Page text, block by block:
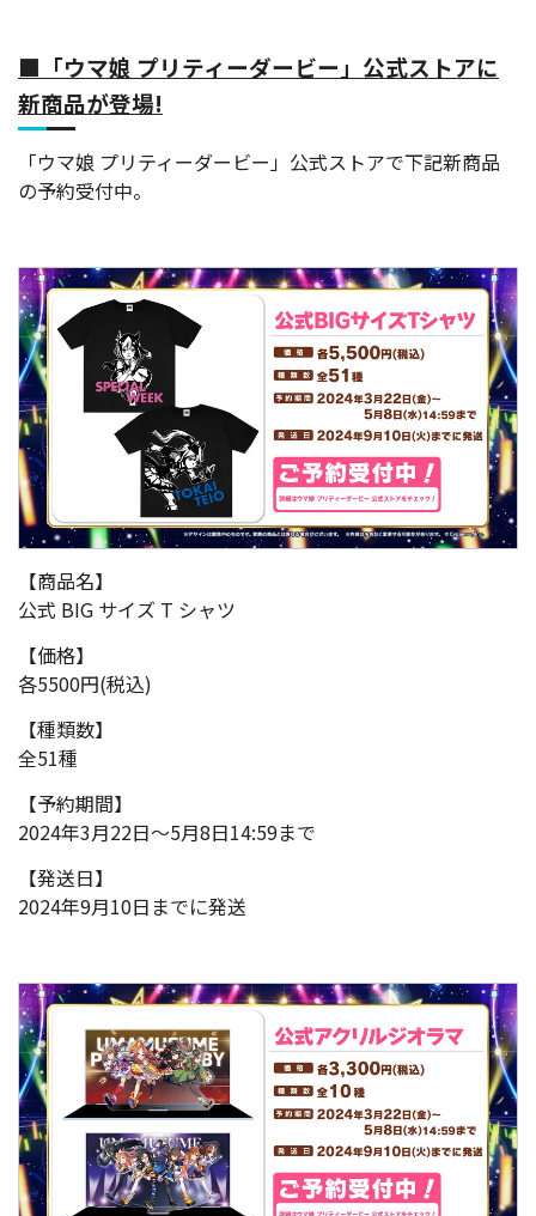
■「ウマ娘 プリティーダービー」公式ストアに
新商品が登場!
「ウマ娘 プリティーダービー」公式ストアで下記新商品
の予約受付中。
【商品名】
公式 BIG サイズ T シャツ
【価格】
各5500円(税込)
【種類数】
全51種
【予約期間】
2024年3月22日～5月8日14:59まで
【発送日】
2024年9月10日までに発送